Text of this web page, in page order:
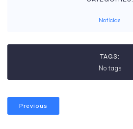
Notícias
TAGS:
No tags
Previous